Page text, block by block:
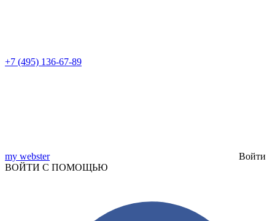
+7 (495) 136-67-89
my webster
Войти
ВОЙТИ С ПОМОЩЬЮ